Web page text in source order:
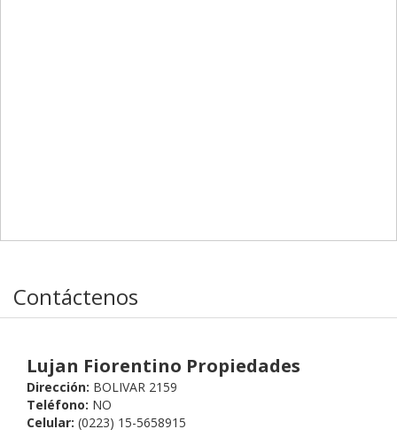
Contáctenos
Lujan Fiorentino Propiedades
Dirección: BOLIVAR 2159
Teléfono: NO
Celular: (0223) 15-5658915